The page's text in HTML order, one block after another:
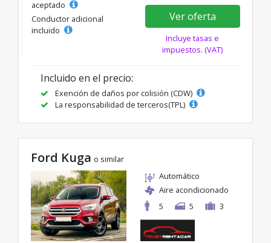
aceptado
Conductor adicional
incluido
Ver oferta
Incluye tasas e
impuestos. (VAT)
Incluido en el precio:
Exención de daños por colisión (CDW)
La responsabilidad de terceros(TPL)
Ford Kuga o similar
Automático
Aire acondicionado
5
5 3